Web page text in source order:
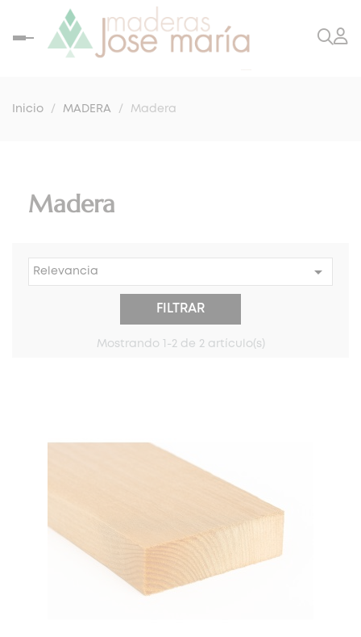
Navegación
Inicio MADERA Madera
Madera
Relevancia 
FILTRAR
Mostrando 1-2 de 2 artículo(s)